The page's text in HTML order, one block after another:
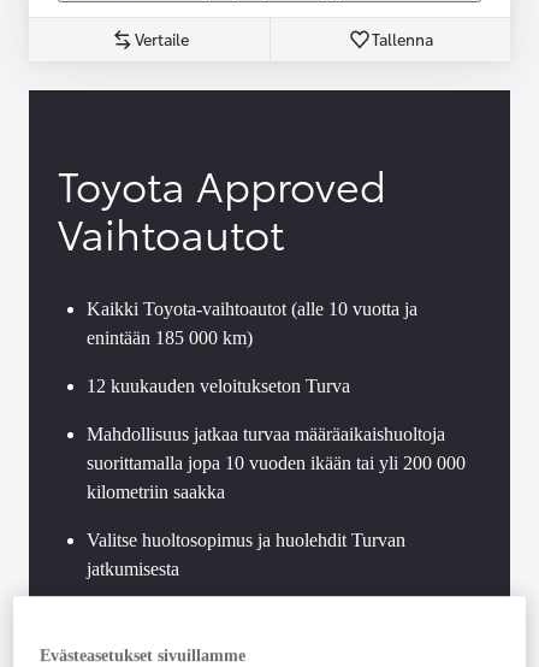
Vertaile Tallenna
Toyota Approved
Vaihtoautot
Kaikki Toyota-vaihtoautot (alle 10 vuotta ja
enintään 185 000 km)
12 kuukauden veloitukseton Turva
Mahdollisuus jatkaa turvaa määräaikaishuoltoja
suorittamalla jopa 10 vuoden ikään tai yli 200 000
kilometriin saakka
Valitse huoltosopimus ja huolehdit Turvan
jatkumisesta
tekninen tarkastus
Evästeasetukset sivuillamme